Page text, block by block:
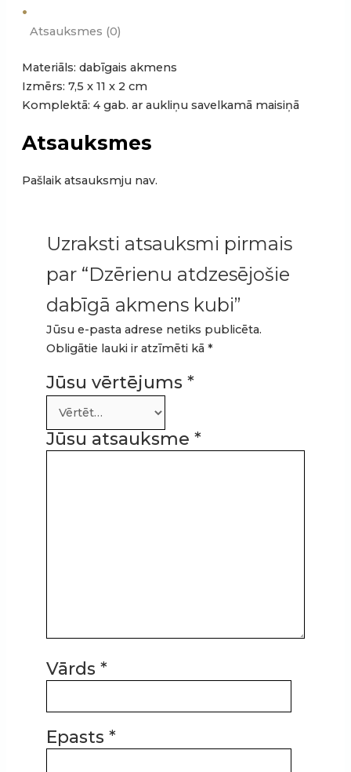
Atsauksmes (0)
Materiāls: dabīgais akmens
Izmērs: 7,5 x 11 x 2 cm
Komplektā: 4 gab. ar aukliņu savelkamā maisiņā
Atsauksmes
Pašlaik atsauksmju nav.
Uzraksti atsauksmi pirmais
par “Dzērienu atdzesējošie
dabīgā akmens kubi”
Jūsu e-pasta adrese netiks publicēta.
Obligātie lauki ir atzīmēti kā*
Jūsu vērtējums*
Jūsu atsauksme*
Vārds*
Epasts*